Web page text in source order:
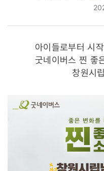
아이들로부터 시
굿네이버스 찐 좋
창원시